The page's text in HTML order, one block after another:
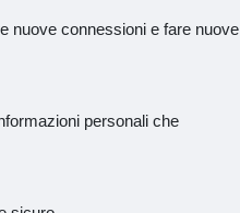
nuove connessioni e fare nuove
personali che